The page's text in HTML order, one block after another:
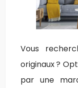
Vous
originaux ?
par une